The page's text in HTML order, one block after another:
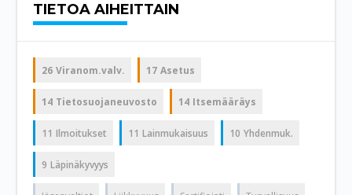
TIETOA AIHEITTAIN
26 Viranom.valv. 17 Asetus
14 Tietosuojaneuvosto 14 Itsemääräys
11 Ilmoitukset 11 Lainmukaisuus 10 Yhdenmuk.
9 Läpinäkyvyys